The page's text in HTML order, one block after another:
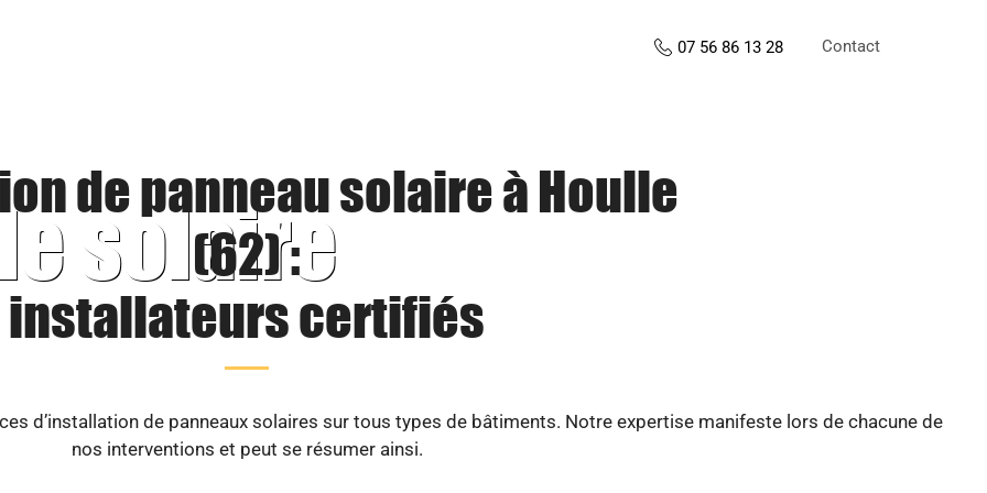
07 56 86 13 28 Contact
solaire
de panneau solaire à Houlle
(62) :
installateurs certifiés
d’installation de panneaux solaires sur tous types de bâtiments. Notre expertise manifeste lors de chacune de
nos interventions et peut se résumer ainsi.